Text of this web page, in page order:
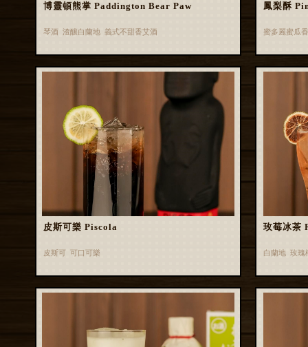
博靈頓熊掌 Paddington Bear Paw
琴酒 渣釀白蘭地 義式不甜香艾酒
鳳梨酥
蜜多麗蜜瓜
皮斯可樂 Piscola
皮斯可 可口可樂
玫莓冰茶
白蘭地 玫瑰